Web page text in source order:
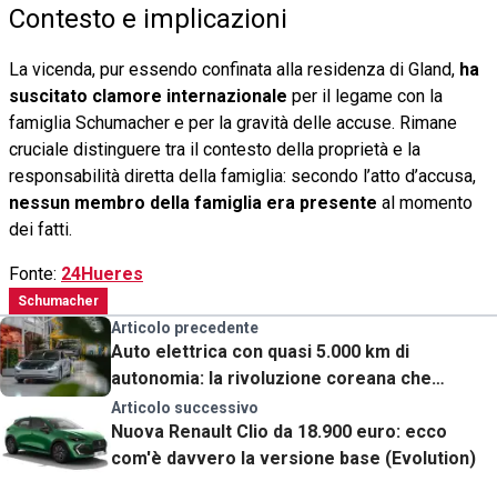
Contesto e implicazioni
La vicenda, pur essendo confinata alla residenza di Gland, ha
suscitato clamore internazionale per il legame con la
famiglia Schumacher e per la gravità delle accuse. Rimane
cruciale distinguere tra il contesto della proprietà e la
responsabilità diretta della famiglia: secondo l’atto d’accusa,
nessun membro della famiglia era presente al momento
dei fatti.
Fonte: 24Hueres
Schumacher
Articolo precedente
Auto elettrica con quasi 5.000 km di
autonomia: la rivoluzione coreana che
potrebbe cambiare il mercato
Articolo successivo
Nuova Renault Clio da 18.900 euro: ecco
com'è davvero la versione base (Evolution)